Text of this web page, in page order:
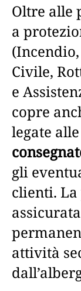
Oltre alle
a
Civile,
e
copre
legate alle
gli
clienti. La
attività